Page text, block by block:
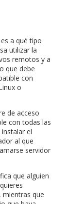
a qué tipo
utilizar la
remotos y a
que debe
con
o
de acceso
con todas las
el
al que
servidor
que alguien
mientras que